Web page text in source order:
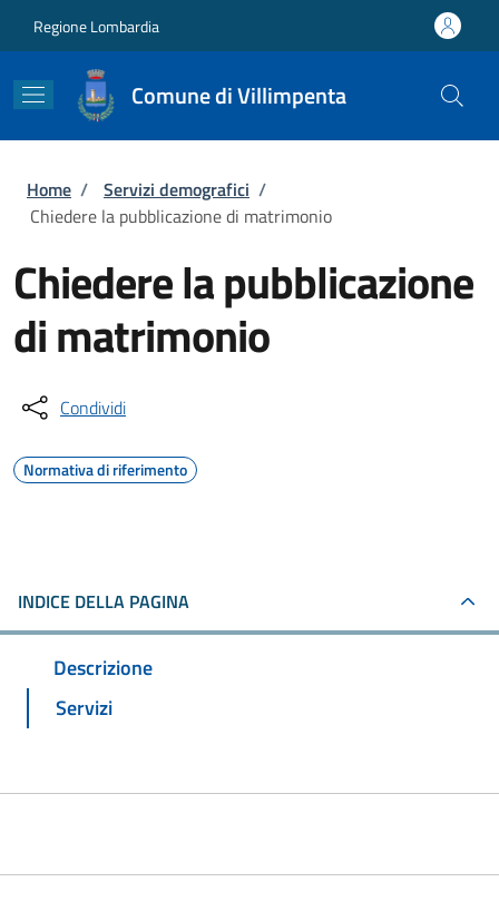
Regione Lombardia
Comune di Villimpenta
Briciole di pane
Home / Servizi demografici /
Chiedere la pubblicazione di matrimonio
Chiedere la pubblicazione
di matrimonio
Condividi
Normativa di riferimento
INDICE DELLA PAGINA
Descrizione
Servizi